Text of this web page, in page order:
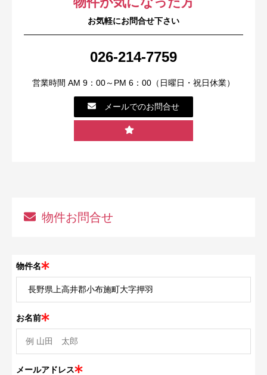
お気軽にお問合せ下さい
026-214-7759
営業時間 AM 9：00～PM 6：00（日曜日・祝日休業）
メールでのお問合せ
物件お問合せ
物件名
お名前
メールアドレス